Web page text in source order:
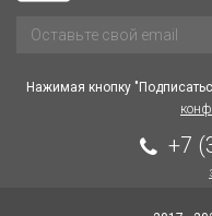
Нажимая кнопку
+7